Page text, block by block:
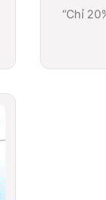
“Chỉ